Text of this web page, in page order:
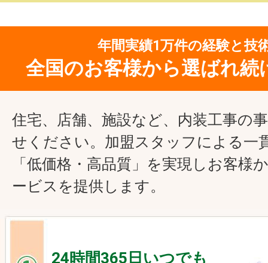
年間実績1万件の経験と技
全国のお客様から選ばれ続
住宅、店舗、施設など、内装工事の
せください。加盟スタッフによる一
「低価格・高品質」を実現しお客様
ービスを提供します。
24時間365日いつでも